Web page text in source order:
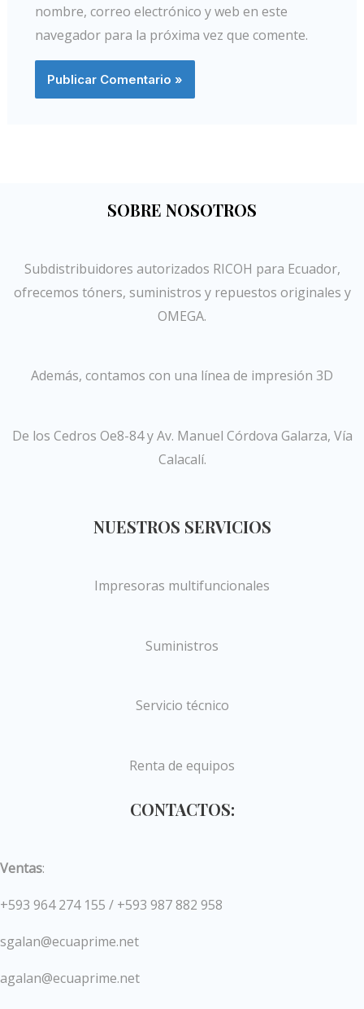
nombre, correo electrónico y web en este
navegador para la próxima vez que comente.
SOBRE NOSOTROS
Subdistribuidores autorizados RICOH para Ecuador,
ofrecemos tóners, suministros y repuestos originales y
OMEGA.
Además, contamos con una línea de impresión 3D
De los Cedros Oe8-84 y Av. Manuel Córdova Galarza, Vía
Calacalí.
NUESTROS SERVICIOS
Impresoras multifuncionales
Suministros
Servicio técnico
Renta de equipos
CONTACTOS:
Ventas:
+593 964 274 155 / +593 987 882 958
sgalan@ecuaprime.net
agalan@ecuaprime.net